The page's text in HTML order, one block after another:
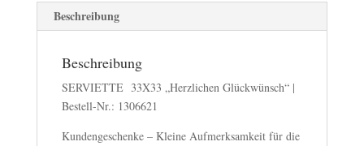
Beschreibung
Beschreibung
SERVIETTE 33X33 „Herzlichen Glückwünsch“ |
Bestell-Nr.: 1306621
Kundengeschenke – Kleine Aufmerksamkeit für die